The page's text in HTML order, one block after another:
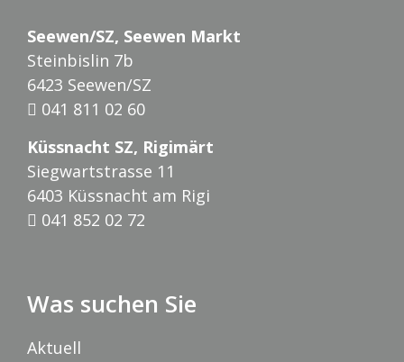
Seewen/SZ, Seewen Markt
Steinbislin 7b
6423 Seewen/SZ
041 811 02 60
Küssnacht SZ, Rigimärt
Siegwartstrasse 11
6403 Küssnacht am Rigi
041 852 02 72
Was suchen Sie
Aktuell